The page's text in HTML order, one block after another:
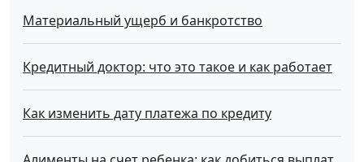
Материальный ущерб и банкротство
Кредитный доктор: что это такое и как работает
Как изменить дату платежа по кредиту